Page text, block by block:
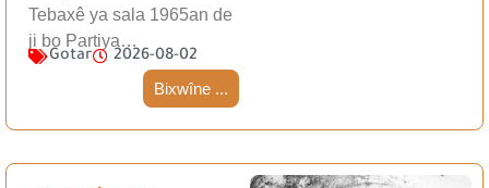
Tebaxê ya sala 1965an de
ji bo Partiya…
Gotar 2026-08-02
Bixwîne ...